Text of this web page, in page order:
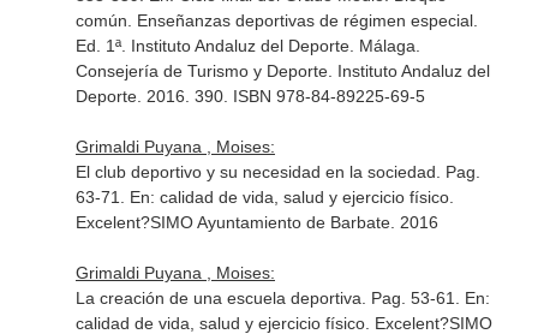
común. Enseñanzas deportivas de régimen especial.
Ed. 1ª. Instituto Andaluz del Deporte. Málaga.
Consejería de Turismo y Deporte. Instituto Andaluz del
Deporte. 2016. 390. ISBN 978-84-89225-69-5
Grimaldi Puyana , Moises:
El club deportivo y su necesidad en la sociedad. Pag.
63-71. En: calidad de vida, salud y ejercicio físico.
Excelent?SIMO Ayuntamiento de Barbate. 2016
Grimaldi Puyana , Moises:
La creación de una escuela deportiva. Pag. 53-61. En:
calidad de vida, salud y ejercicio físico. Excelent?SIMO